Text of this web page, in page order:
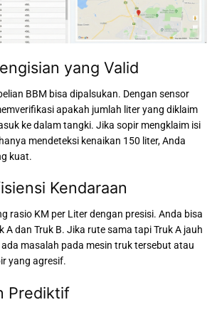
yang Valid
BBM bisa dipalsukan. Dengan sensor
apakah jumlah liter yang diklaim
ke dalam tangki. Jika sopir mengklaim isi
mendeteksi kenaikan 150 liter, Anda
kuat.
Kendaraan
rasio KM per Liter dengan presisi. Anda bisa
A dan Truk B. Jika rute sama tapi Truk A jauh
ada masalah pada mesin truk tersebut atau
yang agresif.
Prediktif